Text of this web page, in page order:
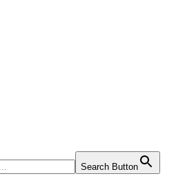
Search Button